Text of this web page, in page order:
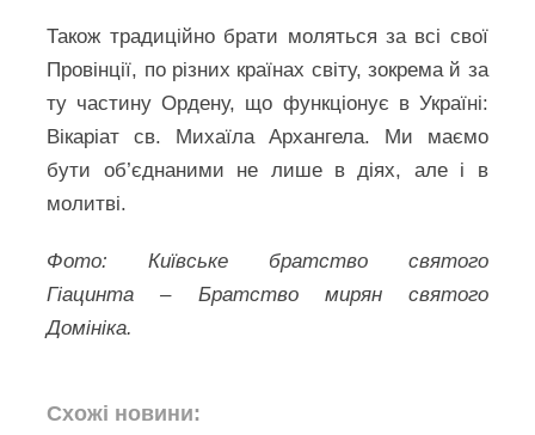
Також традиційно брати моляться за всі свої
Провінції, по різних країнах світу, зокрема й за
ту частину Ордену, що функціонує в Україні:
Вікаріат св. Михаїла Архангела. Ми маємо
бути об’єднаними не лише в діях, але і в
молитві.
Фото: Київське братство святого
Гіацинта – Братство мирян святого
Домініка.
Схожі новини: